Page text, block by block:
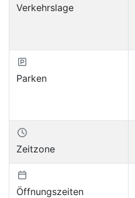
Verkehrslage
Parken
Zeitzone
Öffnungszeiten